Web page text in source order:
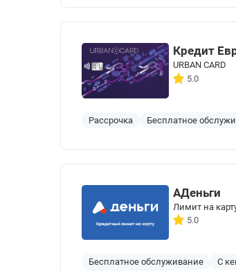
Кредит
URBAN CARD
5.0
Рассрочка Бесплатное
АДеньги
Лимит на
5.0
Бесплатное обслуживание С